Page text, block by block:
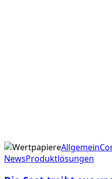
Die
Saat
Allgemein
NewsProduktlösungen